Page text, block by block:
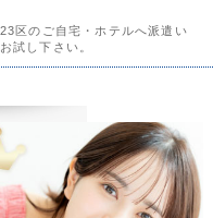
区のご自宅・ホテルへ派遣い
試し下さい。